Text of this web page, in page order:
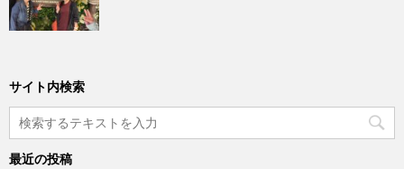
サイト内検索
最近の投稿